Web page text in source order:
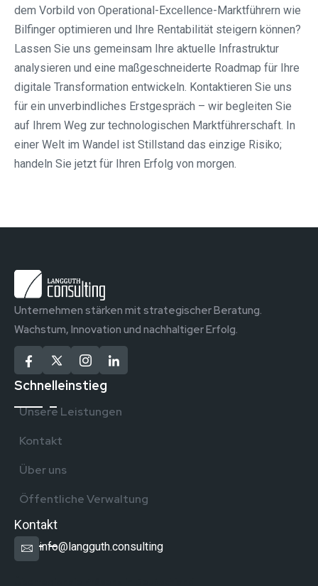
dem Vorbild von Operational-Excellence-Marktführern wie
Bilfinger optimieren und Ihre Rentabilität steigern können?
Lassen Sie uns gemeinsam Ihre aktuelle Infrastruktur
analysieren und eine maßgeschneiderte Roadmap für Ihre
digitale Transformation entwickeln. Kontaktieren Sie uns
für ein unverbindliches Erstgespräch – wir begleiten Sie
auf Ihrem Weg zur technologischen Marktführerschaft. In
einer Welt im Wandel ist Stillstand das einzige Risiko;
handeln Sie jetzt für Ihren Erfolg von morgen.
Unternehmen stärken mit strategischer Beratung.
Wachstum, Innovation und nachhaltiger Erfolg.
Schnelleinstieg
Unsere Leistungen
Kontakt
Über uns
Öffentliche Verwaltung
Kontakt
info@langguth.consulting